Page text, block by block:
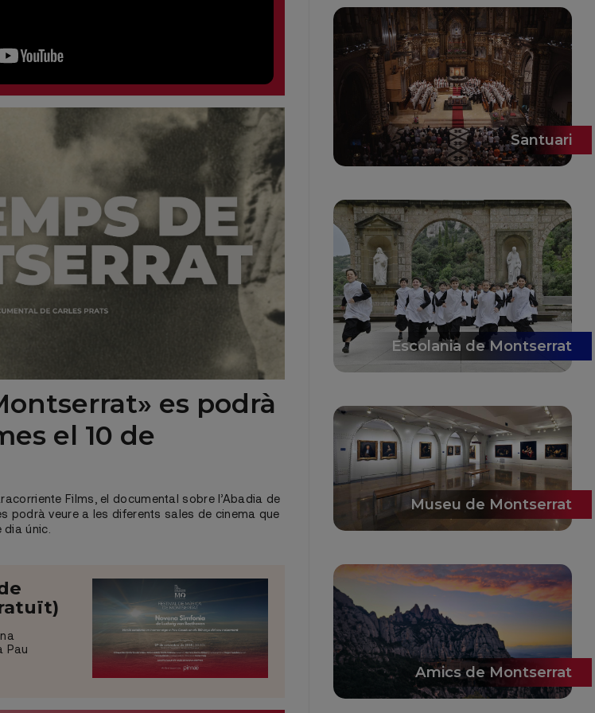
es podrà
el 10 de
Films, el documental sobre l’Abadia de
podrà veure a les diferents sales de cinema que
únic.
Pau
Santuari
Escolania de Montserrat
Museu de Montserrat
Amics de Montserrat